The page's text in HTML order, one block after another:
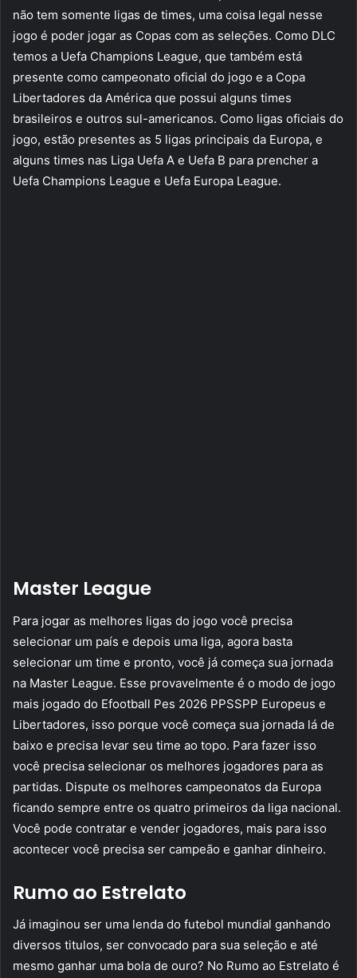
não tem somente ligas de times, uma coisa legal nesse
jogo é poder jogar as Copas com as seleções. Como DLC
temos a Uefa Champions League, que também está
presente como campeonato oficial do jogo e a Copa
Libertadores da América que possui alguns times
brasileiros e outros sul-americanos. Como ligas oficiais do
jogo, estão presentes as 5 ligas principais da Europa, e
alguns times nas Liga Uefa A e Uefa B para prencher a
Uefa Champions League e Uefa Europa League.
Master League
Para jogar as melhores ligas do jogo você precisa
selecionar um país e depois uma liga, agora basta
selecionar um time e pronto, você já começa sua jornada
na Master League. Esse provavelmente é o modo de jogo
mais jogado do Efootball Pes 2026 PPSSPP Europeus e
Libertadores, isso porque você começa sua jornada lá de
baixo e precisa levar seu time ao topo. Para fazer isso
você precisa selecionar os melhores jogadores para as
partidas. Dispute os melhores campeonatos da Europa
ficando sempre entre os quatro primeiros da liga nacional.
Você pode contratar e vender jogadores, mais para isso
acontecer você precisa ser campeão e ganhar dinheiro.
Rumo ao Estrelato
Já imaginou ser uma lenda do futebol mundial ganhando
diversos titulos, ser convocado para sua seleção e até
mesmo ganhar uma bola de ouro? No Rumo ao Estrelato é